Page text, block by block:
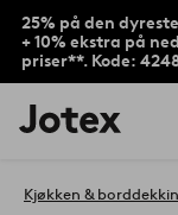
25% på den
+ 10% ekstra på
priser**. Kode:
Jotex’
logo
til
Kjøkken &